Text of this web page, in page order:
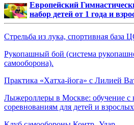
Европейский
набор детей от 1 года и
Стрельба из лука, спортивная
Рукопашный бой (система
самооборона).
Практика «Хатха-йога» с Лилией
Лыжероллеры в Москве: обучение с
соревнованиям для детей и взрослых